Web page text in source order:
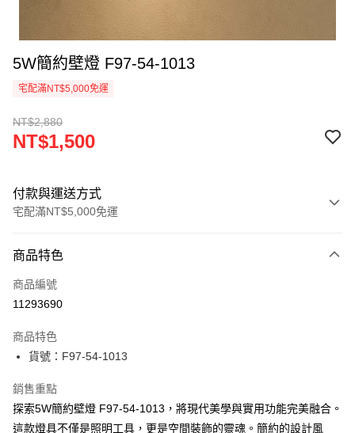
5W簡約壁燈 F97-54-1013
宅配滿NT$5,000免運
NT$2,880
NT$1,500
付款與運送方式
宅配滿NT$5,000免運
信用卡一次付款
LINE Pay
街口支付
悠遊付
Google Pay
商品特色
商品編號
11293690
商品特色
貨號：F97-54-1013
銷售重點
探索5W簡約壁燈 F97-54-1013，將現代美學與實用功能完美融合。
這款燈具不僅是照明工具，更是空間裝飾的靈魂。簡約的設計風